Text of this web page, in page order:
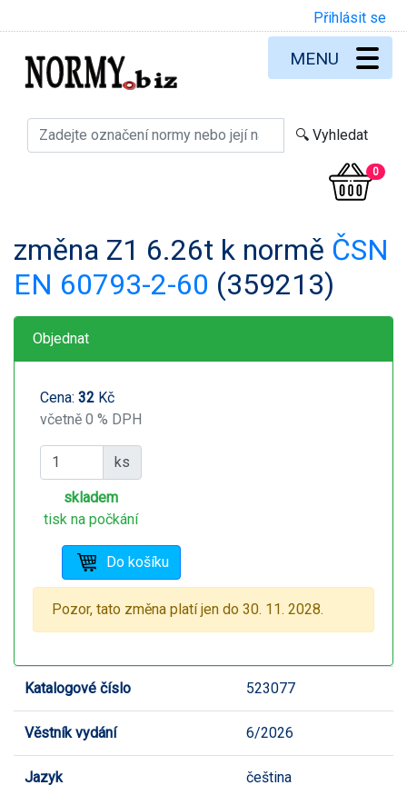
Přihlásit se
0
MENU
změna Z1 6.26t k normě ČSN
EN 60793-2-60 (359213)
Objednat
Cena: 32 Kč
včetně 0 % DPH
ks
skladem
tisk na počkání
Pozor, tato změna platí jen do 30. 11. 2028.
Katalogové číslo 523077
Věstník vydání 6/2026
Jazyk čeština